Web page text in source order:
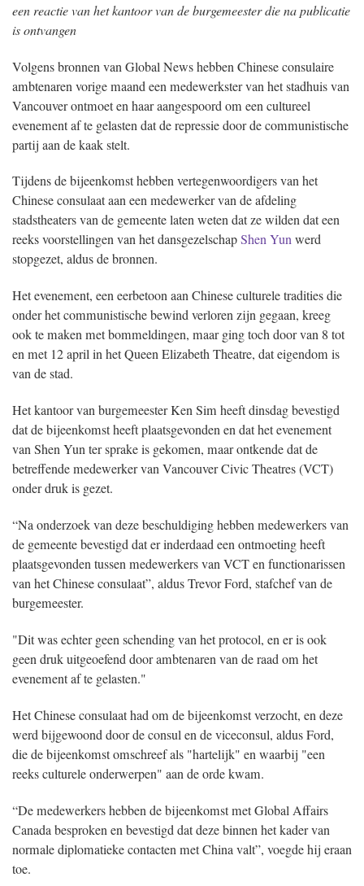
een reactie van het kantoor van de burgemeester die na publicatie
is ontvangen
Volgens bronnen van Global News hebben Chinese consulaire
ambtenaren vorige maand een medewerkster van het stadhuis van
Vancouver ontmoet en haar aangespoord om een cultureel
evenement af te gelasten dat de repressie door de communistische
partij aan de kaak stelt.
Tijdens de bijeenkomst hebben vertegenwoordigers van het
Chinese consulaat aan een medewerker van de afdeling
stadstheaters van de gemeente laten weten dat ze wilden dat een
reeks voorstellingen van het dansgezelschapShen Yunwerd
stopgezet, aldus de bronnen.
Het evenement, een eerbetoon aan Chinese culturele tradities die
onder het communistische bewind verloren zijn gegaan, kreeg
ook te maken met bommeldingen, maar ging toch door van 8 tot
en met 12 april in het Queen Elizabeth Theatre, dat eigendom is
van de stad.
Het kantoor van burgemeester Ken Sim heeft dinsdag bevestigd
dat de bijeenkomst heeft plaatsgevonden en dat het evenement
van Shen Yun ter sprake is gekomen, maar ontkende dat de
betreffende medewerker van Vancouver Civic Theatres (VCT)
onder druk is gezet.
“Na onderzoek van deze beschuldiging hebben medewerkers van
de gemeente bevestigd dat er inderdaad een ontmoeting heeft
plaatsgevonden tussen medewerkers van VCT en functionarissen
van het Chinese consulaat”, aldus Trevor Ford, stafchef van de
burgemeester.
"Dit was echter geen schending van het protocol, en er is ook
geen druk uitgeoefend door ambtenaren van de raad om het
evenement af te gelasten."
Het Chinese consulaat had om de bijeenkomst verzocht, en deze
werd bijgewoond door de consul en de viceconsul, aldus Ford,
die de bijeenkomst omschreef als "hartelijk" en waarbij "een
reeks culturele onderwerpen" aan de orde kwam.
“De medewerkers hebben de bijeenkomst met Global Affairs
Canada besproken en bevestigd dat deze binnen het kader van
normale diplomatieke contacten met China valt”, voegde hij eraan
toe.